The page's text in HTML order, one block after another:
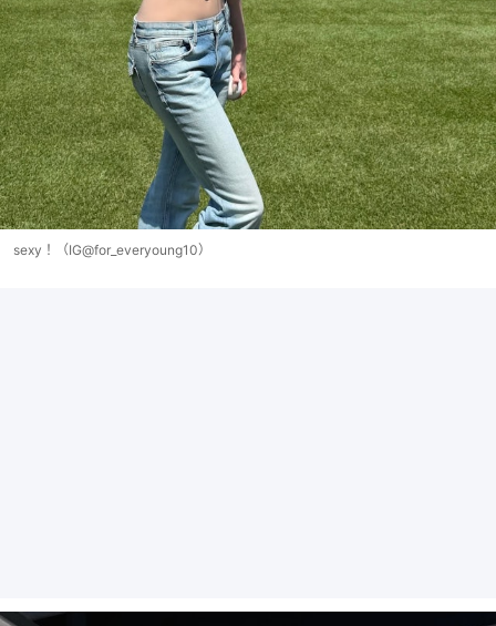
sexy！（IG@for_everyoung10）